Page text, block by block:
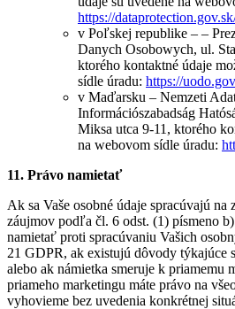
https://
v Poľskej republike – –
Danych Osobowych, ul.
ktorého kontaktné údaje
sídle úradu: https://
v Maďarsku – Nemzeti
Információszabadság
Miksa utca 9-11, ktorého
na webovom sídle úradu:
11. Právo namietať
Ak sa Vaše osobné údaje spracúvajú na
záujmov podľa čl. 6 odst. (1) písmeno
namietať proti spracúvaniu Vašich
21 GDPR, ak existujú dôvody týkajúce
alebo ak námietka smeruje k priamemu
priameho marketingu máte právo na
vyhovieme bez uvedenia konkrétnej